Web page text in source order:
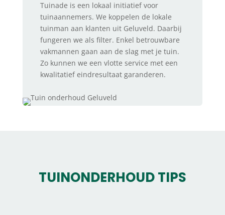
Tuinade is een lokaal initiatief voor
tuinaannemers. We koppelen de lokale
tuinman aan klanten uit Geluveld. Daarbij
fungeren we als filter. Enkel betrouwbare
vakmannen gaan aan de slag met je tuin.
Zo kunnen we een vlotte service met een
kwalitatief eindresultaat garanderen.
TUINONDERHOUD TIPS